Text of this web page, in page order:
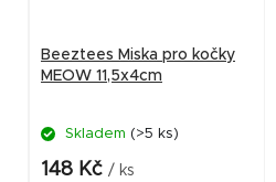
Beeztees Miska pro kočky
MEOW 11,5x4cm
Skladem (>5 ks)
148 Kč / ks